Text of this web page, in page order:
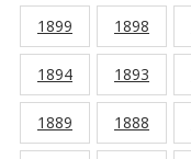
1899 1898
1894 1893
1889 1888